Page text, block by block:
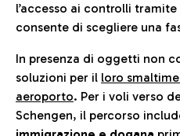
l’accesso ai controlli tramite
consente di scegliere una
In presenza di oggetti non
soluzioni per il loro
aeroporto. Per i voli verso
Schengen, il percorso